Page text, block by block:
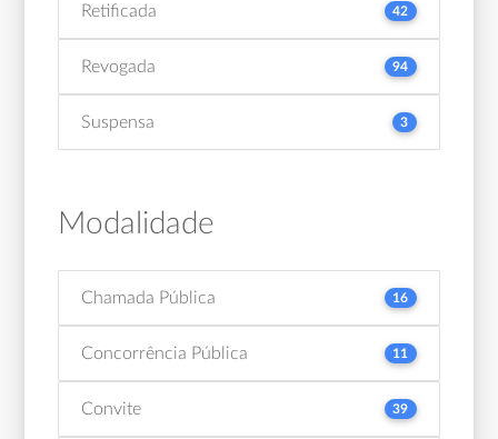
Retificada 42
Revogada 94
Suspensa 3
Modalidade
Chamada Pública 16
Concorrência Pública 11
Convite 39